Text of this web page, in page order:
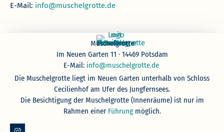
E-Mail: info@muschelgrotte.de
Muschelgrotte
Im Neuen Garten 11 · 14469 Potsdam
E-Mail: info@muschelgrotte.de
Die Muschelgrotte liegt im Neuen Garten unterhalb von Schloss
Cecilienhof am Ufer des Jungfernsees.
Die Besichtigung der Muschelgrotte (Innenräume) ist nur im
Rahmen einer Führungmöglich.